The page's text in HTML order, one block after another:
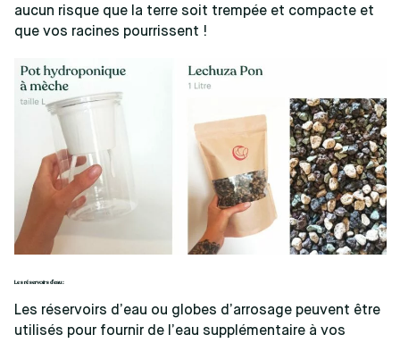
aucun risque que la terre soit trempée et compacte et
que vos racines pourrissent !
Les réservoirs d’eau :
Les réservoirs d’eau ou globes d’arrosage peuvent être
utilisés pour fournir de l’eau supplémentaire à vos